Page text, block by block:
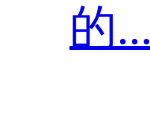
的...